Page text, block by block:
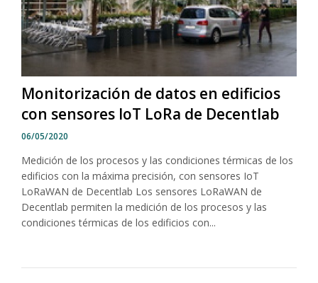
Monitorización de datos en edificios
con sensores IoT LoRa de Decentlab
06/05/2020
Medición de los procesos y las condiciones térmicas de los
edificios con la máxima precisión, con sensores IoT
LoRaWAN de Decentlab Los sensores LoRaWAN de
Decentlab permiten la medición de los procesos y las
condiciones térmicas de los edificios con...